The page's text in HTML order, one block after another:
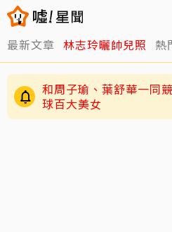
最新文章 林志玲曬帥兒照 熱
和周子瑜、葉舒華一同競爭 台灣林莎首度
球百大美女